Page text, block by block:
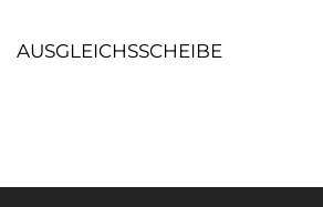
AUSGLEICHSSCHEIBE